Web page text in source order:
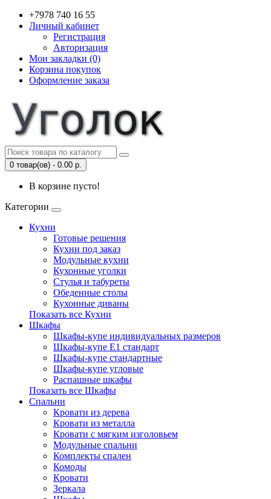
+7978 740 16 55
Личный кабинет
Регистрация
Авторизация
Мои закладки (0)
Корзина покупок
Оформление заказа
0 товар(ов) - 0.00 р.
В корзине пусто!
Категории
Кухни
Готовые решения
Кухни под заказ
Модульные кухни
Кухонные уголки
Стулья и табуреты
Обеденные столы
Кухонные диваны
Показать все Кухни
Шкафы
Шкафы-купе индивидуальных размеров
Шкафы-купе Е1 стандарт
Шкафы-купе стандартные
Шкафы-купе угловые
Распашные шкафы
Показать все Шкафы
Спальни
Кровати из дерева
Кровати из металла
Кровати с мягким изголовьем
Модульные спальни
Комплекты спален
Комоды
Кровати
Зеркала